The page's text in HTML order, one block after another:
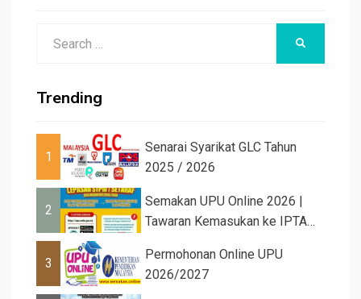
Trending
1
Senarai Syarikat GLC Tahun
2025 / 2026
2
Semakan UPU Online 2026 |
Tawaran Kemasukan ke IPTA
3
Permohonan Online UPU
2026/2027